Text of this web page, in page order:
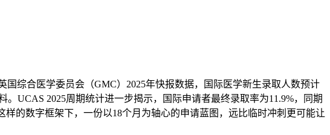
综合医学委员会（GMC）2025年快报数据，国际医学新生录取人数预计
UCAS 2025周期统计进一步揭示，国际申请者最终录取率为11.9%，同期
的数字框架下，一份以18个月为轴心的申请蓝图，远比临时冲刺更可能让